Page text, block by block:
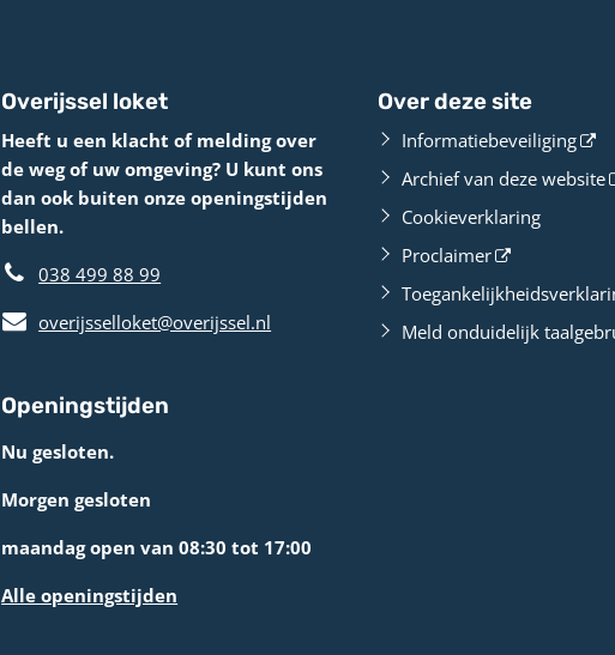
Overijssel loket
Heeft u een klacht of melding over
de weg of uw omgeving? U kunt ons
dan ook buiten onze openingstijden
bellen.
038 499 88 99
overijsselloket@overijssel.nl
Openingstijden
Nu gesloten.
Morgen gesloten
maandag open van 08:30 tot 17:00
Alle openingstijden
Over deze site
Informatiebeveiliging
Archief van deze website
Cookieverklaring
Proclaimer
Meld onduidelijk